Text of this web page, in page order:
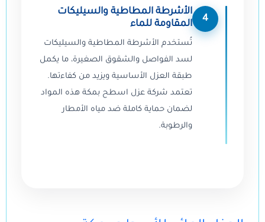
4
الأشرطة المطاطية والسيليكات
المقاومة للماء
تُستخدم الأشرطة المطاطية والسيليكات
لسد الفواصل والشقوق الصغيرة، ما يكمل
طبقة العزل الأساسية ويزيد من كفاءتها.
تعتمد شركة عزل اسطح بمكة هذه المواد
لضمان حماية كاملة ضد مياه الأمطار
والرطوبة.